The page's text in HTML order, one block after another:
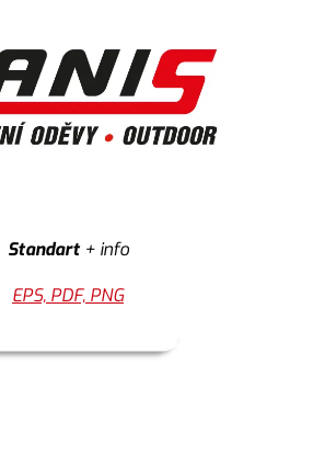
Standart+ info
EPS, PDF, PNG